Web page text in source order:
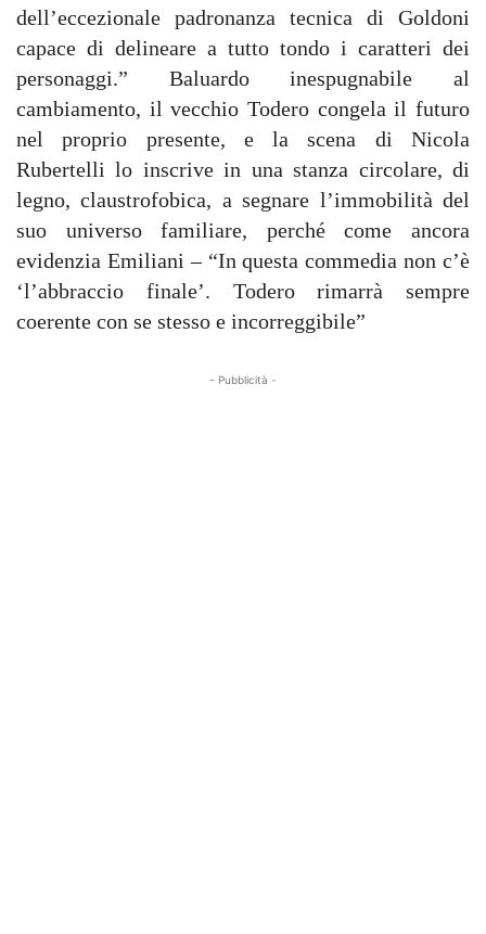
dell’eccezionale padronanza tecnica di Goldoni
capace di delineare a tutto tondo i caratteri dei
personaggi.” Baluardo inespugnabile al
cambiamento, il vecchio Todero congela il futuro
nel proprio presente, e la scena di Nicola
Rubertelli lo inscrive in una stanza circolare, di
legno, claustrofobica, a segnare l’immobilità del
suo universo familiare, perché come ancora
evidenzia Emiliani – “In questa commedia non c’è
‘l’abbraccio finale’. Todero rimarrà sempre
coerente con se stesso e incorreggibile”
- Pubblicità -